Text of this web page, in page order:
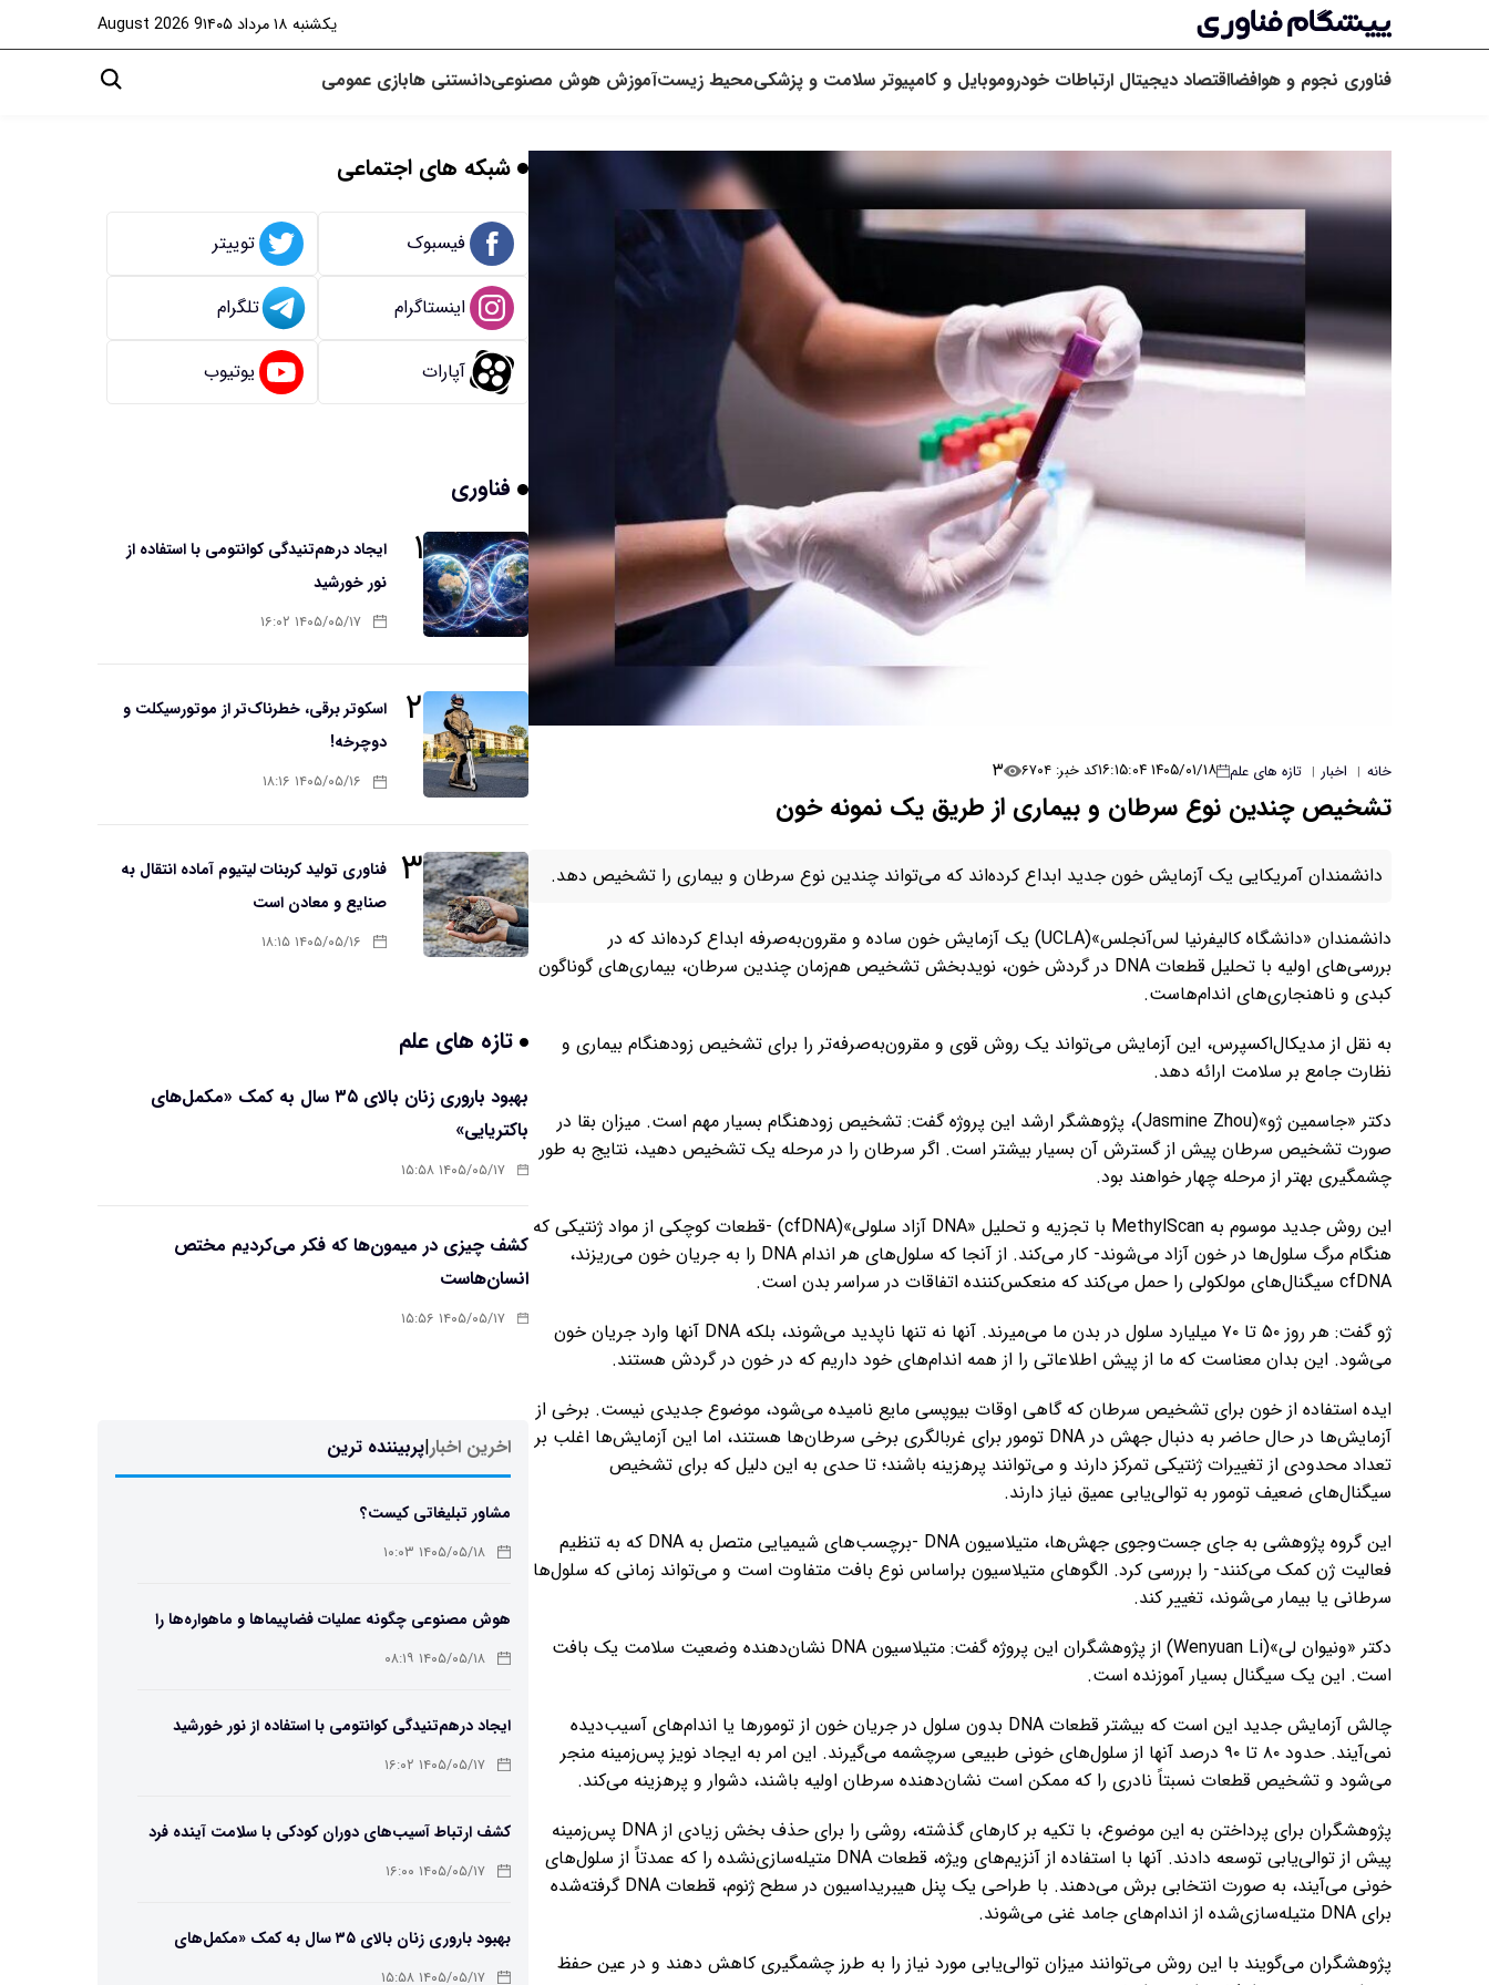
یکشنبه ۱۸ مرداد ۱۴۰۵ 9 August 2026
فناوری نجوم و هوافضااقتصاد دیجیتال ارتباطات خودروموبایل و کامپیوتر سلامت و پزشکیمحیط زیستآموزش هوش مصنوعیدانستنی هابازی عمومی
خانه | اخبار | تازه های علم ۱۴۰۵/۰۱/۱۸ ۱۶:۱۵:۰۴ کد خبر: ۶۷۰۴ ۳
تشخیص چندین نوع سرطان و بیماری‌ از طریق یک نمونه خون
دانشمندان آمریکایی یک آزمایش خون جدید ابداع کرده‌اند که می‌تواند چندین نوع سرطان و بیماری را تشخیص دهد.
دانشمندان «دانشگاه کالیفرنیا لس‌آنجلس»(UCLA) یک آزمایش خون ساده و مقرون‌به‌صرفه ابداع کرده‌اند که در
بررسی‌های اولیه با تحلیل قطعات DNA در گردش خون، نویدبخش تشخیص هم‌زمان چندین سرطان، بیماری‌های گوناگون
کبدی و ناهنجاری‌های اندام‌هاست.
به نقل از مدیکال‌اکسپرس، این آزمایش می‌تواند یک روش قوی و مقرون‌به‌صرفه‌تر را برای تشخیص زودهنگام بیماری و
نظارت جامع بر سلامت ارائه دهد.
دکتر «جاسمین ژو»(Jasmine Zhou)، پژوهشگر ارشد این پروژه گفت: تشخیص زودهنگام بسیار مهم است. میزان بقا در
صورت تشخیص سرطان پیش از گسترش آن بسیار بیشتر است. اگر سرطان را در مرحله یک تشخیص دهید، نتایج به طور
چشمگیری بهتر از مرحله چهار خواهند بود.
این روش جدید موسوم به MethylScan با تجزیه و تحلیل «DNA آزاد سلولی»(cfDNA) -قطعات کوچکی از مواد ژنتیکی که
هنگام مرگ سلول‌ها در خون آزاد می‌شوند- کار می‌کند. از آنجا که سلول‌های هر اندام DNA را به جریان خون می‌ریزند،
cfDNA سیگنال‌های مولکولی را حمل می‌کند که منعکس‌کننده اتفاقات در سراسر بدن است.
ژو گفت: هر روز ۵۰ تا ۷۰ میلیارد سلول در بدن ما می‌میرند. آنها نه تنها ناپدید می‌شوند، بلکه DNA آنها وارد جریان خون
می‌شود. این بدان معناست که ما از پیش اطلاعاتی را از همه اندام‌های خود داریم که در خون در گردش هستند.
ایده استفاده از خون برای تشخیص سرطان که گاهی اوقات بیوپسی مایع نامیده می‌شود، موضوع جدیدی نیست. برخی از
آزمایش‌ها در حال حاضر به دنبال جهش در DNA تومور برای غربالگری برخی سرطان‌ها هستند، اما این آزمایش‌ها اغلب بر
تعداد محدودی از تغییرات ژنتیکی تمرکز دارند و می‌توانند پرهزینه باشند؛ تا حدی به این دلیل که برای تشخیص
سیگنال‌های ضعیف تومور به توالی‌یابی عمیق نیاز دارند.
این گروه پژوهشی به جای جست‌وجوی جهش‌ها، متیلاسیون DNA -برچسب‌های شیمیایی متصل به DNA که به تنظیم
فعالیت ژن کمک می‌کنند- را بررسی کرد. الگوهای متیلاسیون براساس نوع بافت متفاوت است و می‌تواند زمانی که سلول‌ها
سرطانی یا بیمار می‌شوند، تغییر کند.
دکتر «ونیوان لی»(Wenyuan Li) از پژوهشگران این پروژه گفت: متیلاسیون DNA نشان‌دهنده‌ وضعیت سلامت یک بافت
است. این یک سیگنال بسیار آموزنده است.
چالش آزمایش جدید این است که بیشتر قطعات DNA بدون سلول در جریان خون از تومورها یا اندام‌های آسیب‌دیده
نمی‌آیند. حدود ۸۰ تا ۹۰ درصد آنها از سلول‌های خونی طبیعی سرچشمه می‌گیرند. این امر به ایجاد نویز پس‌زمینه منجر
می‌شود و تشخیص قطعات نسبتاً نادری را که ممکن است نشان‌دهنده سرطان اولیه باشند، دشوار و پرهزینه می‌کند.
پژوهشگران برای پرداختن به این موضوع، با تکیه بر کارهای گذشته، روشی را برای حذف بخش زیادی از DNA پس‌زمینه
پیش از توالی‌یابی توسعه دادند. آنها با استفاده از آنزیم‌های ویژه، قطعات DNA متیله‌سازی‌نشده را که عمدتاً از سلول‌های
خونی می‌آیند، به صورت انتخابی برش می‌دهند. با طراحی یک پنل هیبریداسیون در سطح ژنوم، قطعات DNA گرفته‌شده
برای DNA متیله‌سازی‌شده از اندام‌های جامد غنی می‌شوند.
پژوهشگران می‌گویند با این روش می‌توانند میزان توالی‌یابی مورد نیاز را به طرز چشمگیری کاهش دهند و در عین حفظ
شبکه های اجتماعی
فیسبوک توییتر
اینستاگرام تلگرام
آپارات یوتیوب
فناوری
۱
ایجاد درهم‌تنیدگی کوانتومی با استفاده از
نور خورشید
۱۴۰۵/۰۵/۱۷ ۱۶:۰۲
۲
اسکوتر برقی، خطرناک‌تر از موتورسیکلت و
دوچرخه!
۱۴۰۵/۰۵/۱۶ ۱۸:۱۶
۳ فناوری تولید کربنات لیتیوم آماده انتقال به
صنایع و معادن است
۱۴۰۵/۰۵/۱۶ ۱۸:۱۵
تازه های علم
بهبود باروری زنان بالای ۳۵ سال به کمک «مکمل‌های
باکتریایی»
۱۴۰۵/۰۵/۱۷ ۱۵:۵۸
کشف چیزی در میمون‌ها که فکر می‌کردیم مختص
انسان‌هاست
۱۴۰۵/۰۵/۱۷ ۱۵:۵۶
اخرین اخبار|پربیننده ترین
مشاور تبلیغاتی کیست؟
۱۴۰۵/۰۵/۱۸ ۱۰:۰۳
هوش مصنوعی چگونه عملیات فضاپیماها و ماهواره‌ها را
تغییر می‌دهد؟
۱۴۰۵/۰۵/۱۸ ۰۸:۱۹
ایجاد درهم‌تنیدگی کوانتومی با استفاده از نور خورشید
۱۴۰۵/۰۵/۱۷ ۱۶:۰۲
کشف ارتباط آسیب‌های دوران کودکی با سلامت آینده فرد
۱۴۰۵/۰۵/۱۷ ۱۶:۰۰
بهبود باروری زنان بالای ۳۵ سال به کمک «مکمل‌های
باکتریایی»
۱۴۰۵/۰۵/۱۷ ۱۵:۵۸